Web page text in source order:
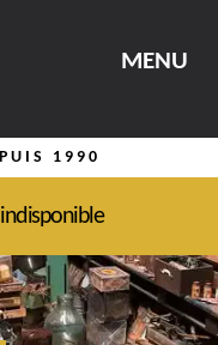
MENU
1990
indisponible